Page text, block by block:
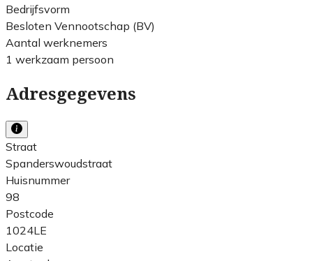
Bedrijfsvorm
Besloten Vennootschap (BV)
Aantal werknemers
1 werkzaam persoon
Adresgegevens
Straat
Spanderswoudstraat
Huisnummer
98
Postcode
1024LE
Locatie